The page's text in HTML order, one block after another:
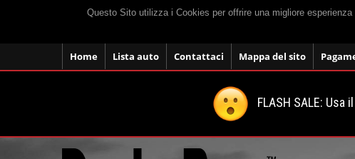
Questo Sito utilizza i Cookies per offrire una migliore
Home Lista auto Contattaci Mappa del sito
FLASH SALE: Usa